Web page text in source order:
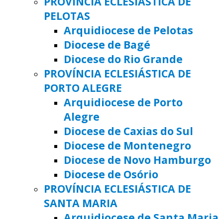
PELOTAS
Arquidiocese de Pelotas
Diocese de Bagé
Diocese do Rio Grande
PROVÍNCIA ECLESIÁSTICA DE
PORTO ALEGRE
Arquidiocese de Porto
Alegre
Diocese de Caxias do Sul
Diocese de Montenegro
Diocese de Novo Hamburgo
Diocese de Osório
PROVÍNCIA ECLESIÁSTICA DE
SANTA MARIA